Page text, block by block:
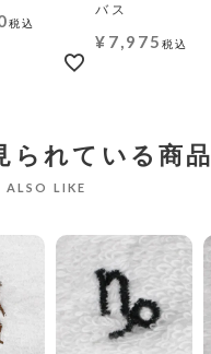
税込
バス
¥ 7,975税込
られている商品
LIKE